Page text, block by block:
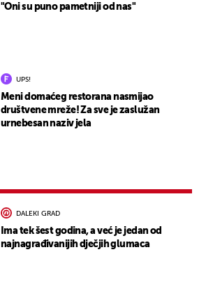
"Oni su puno pametniji od nas"
UPS!
Meni domaćeg restorana nasmijao
društvene mreže! Za sve je zaslužan
urnebesan naziv jela
DALEKI GRAD
Ima tek šest godina, a već je jedan od
najnagrađivanijih dječjih glumaca